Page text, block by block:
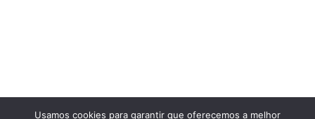
Usamos cookies para garantir que oferecemos a melhor